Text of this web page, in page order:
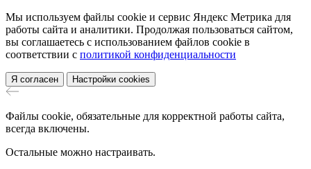
Мы используем файлы cookie и сервис Яндекс Метрика для
работы сайта и аналитики. Продолжая пользоваться сайтом,
вы соглашаетесь с использованием файлов cookie в
соответствии с политикой конфиденциальности
Я согласен Настройки cookies
Файлы cookie, обязательные для корректной работы сайта,
всегда включены.
Остальные можно настраивать.